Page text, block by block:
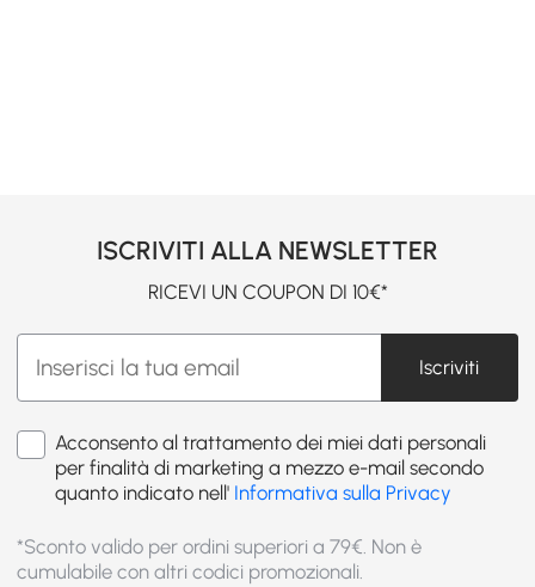
ISCRIVITI ALLA NEWSLETTER
RICEVI UN COUPON DI 10€*
Iscriviti
Acconsento al trattamento dei miei dati personali
per finalità di marketing a mezzo e-mail secondo
quanto indicato nell' Informativa sulla Privacy
*Sconto valido per ordini superiori a 79€. Non è
cumulabile con altri codici promozionali.